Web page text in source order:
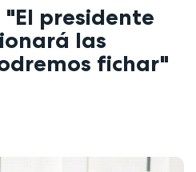
presidente
las
fichar"